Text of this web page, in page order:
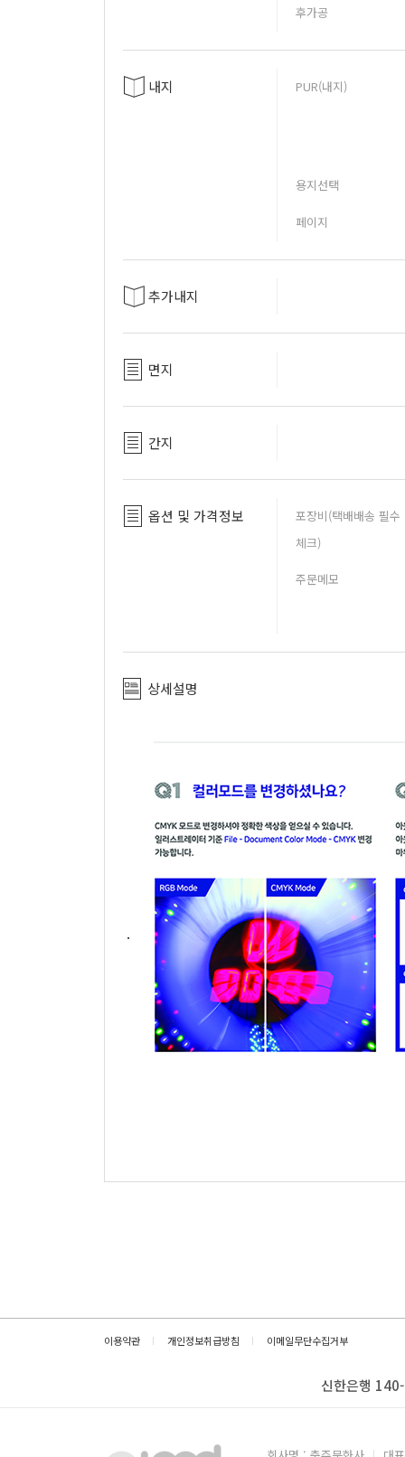
후가공
내지 PUR(내지)
용지선택
페이지
추가내지
면지
간지
옵션 및 가격정보
포장비(택배배송 필수
체크)
주문메모
상세설명
.
이용약관 개인정보취급방침 이메일무단수집거부
신한은행